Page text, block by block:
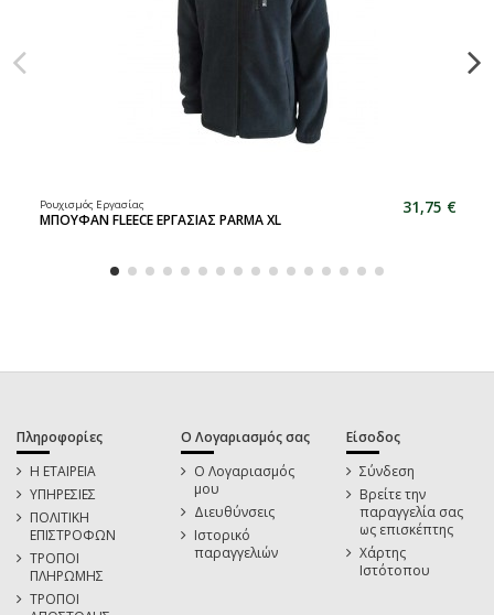
Ρουχισμός Εργασίας
ΜΠΟΥΦΑΝ FLEECE ΕΡΓΑΣΙΑΣ PARMA XL
31,75 €
Πληροφορίες
Η ΕΤΑΙΡΕΙΑ
ΥΠΗΡΕΣΙΕΣ
ΠΟΛΙΤΙΚΗ
ΕΠΙΣΤΡΟΦΩΝ
ΤΡΟΠΟΙ
ΠΛΗΡΩΜΗΣ
ΤΡΟΠΟΙ
Ο Λογαριασμός σας
Ο Λογαριασμός
μου
Διευθύνσεις
Ιστορικό
παραγγελιών
Είσοδος
Σύνδεση
Βρείτε την
παραγγελία σας
ως επισκέπτης
Χάρτης
Ιστότοπου